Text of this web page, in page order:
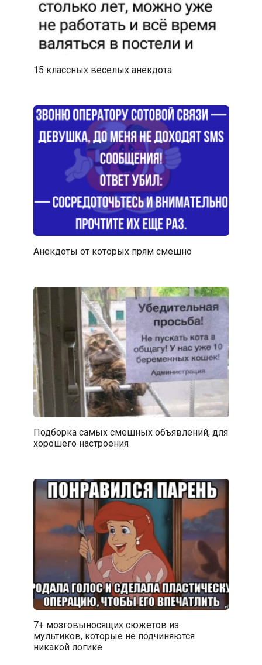
15 классных веселых анекдота
Анекдоты от которых прям смешно
Подборка самых смешных объявлений, для
хорошего настроения
7+ мозговыносящих сюжетов из
мультиков, которые не подчиняются
никакой логике